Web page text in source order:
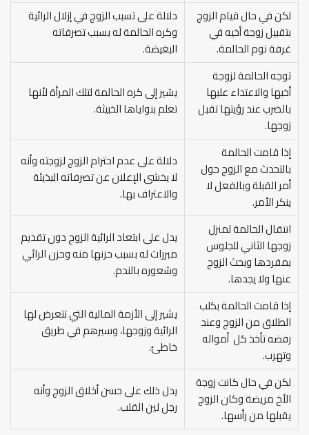
لكن في حال قيام الزوج
بتقبيل زوجة أخيه في
غرفة نوم الحالمة.
دلالة على تسبب الزوج في إزلال الرائية
وكره الحالمة له بسبب تصرفاته
البغيضة.
توجه الحالمة لزوجة
أخيها والاعتداء عليها
بالضرب عند رؤيتها تقبل
زوجها.
يشير إلى كره الحالمة لتلك المرأة لأنها
تعلم بنواياها الخبيثة.
إذا قامت الحالمة
بالتحدث مع الزوج حول
أمر القبلة وبالفعل لا
ينكر الأمر.
دلالة على عدم احترام الزوج لزوجته وأنه
لا يخشى الإعلان عن تصرفاته البذيئة
والاعتراف بها.
انتقال الحالمة لمنزل
زوجها الثاني للجلوس
بمفردها وبحث الزوج
عنها ولا يجدها.
يدل على ابتعاد الرائية الزوج دون تقديم
مبررات له بسبب حزنها منه وحزن الرائي
وشعوره بالندم.
إذا قامت الحالمة بكلب
الطلاق من الزوج وعند
رفضه تأخذ كل أمواله
وتهرب.
يشير إلى الأزمة المالية التي تتعرض لها
الرائية وزوجها، وسيرهم في طريق
خاطئ.
لكن في حال كانت زوجة
الأخ مريضة وكان الزوج
يقبلها من رأسها.
يدل ذلك على حسن أخلاق الزوج وأنه
رجل لين القلب.